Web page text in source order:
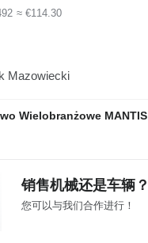
≈ €114.30
Mazowiecki
Wielobranżowe MANTIS
销售机械还是车辆？
您可以与我们合作进行！